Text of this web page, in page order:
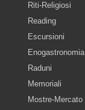
Riti-Religiosi
Reading
Escursioni
Enogastronomia
Raduni
Memoriali
Mostre-Mercato